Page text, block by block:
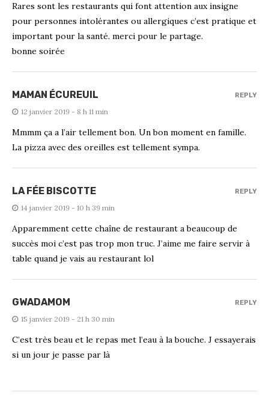
Rares sont les restaurants qui font attention aux insigne
pour personnes intolérantes ou allergiques c’est pratique et
important pour la santé. merci pour le partage.
bonne soirée
MAMAN ÉCUREUIL
12 janvier 2019 - 8 h 11 min
Mmmm ça a l’air tellement bon. Un bon moment en famille.
La pizza avec des oreilles est tellement sympa.
REPLY
LA FÉE BISCOTTE
14 janvier 2019 - 10 h 39 min
Apparemment cette chaîne de restaurant a beaucoup de
succès moi c’est pas trop mon truc. J’aime me faire servir à
table quand je vais au restaurant lol
REPLY
GWADAMOM
15 janvier 2019 - 21 h 30 min
C’est très beau et le repas met l’eau à la bouche. J essayerais
si un jour je passe par là
REPLY